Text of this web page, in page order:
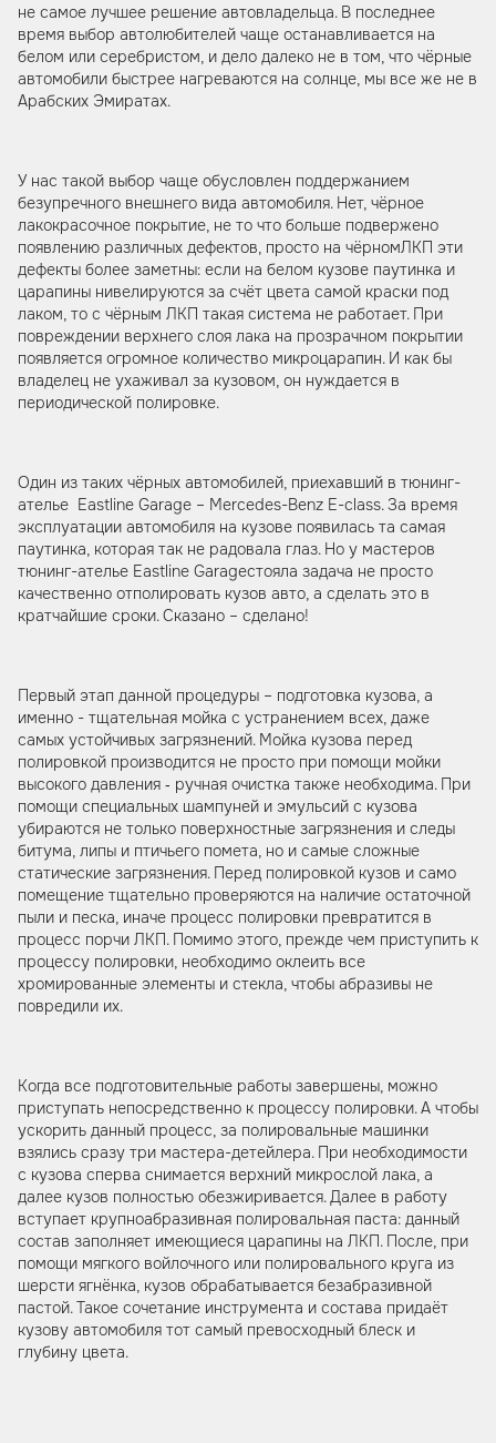
не самое лучшее решение автовладельца. В последнее
время выбор автолюбителей чаще останавливается на
белом или серебристом, и дело далеко не в том, что чёрные
автомобили быстрее нагреваются на солнце, мы все же не в
Арабских Эмиратах.
У нас такой выбор чаще обусловлен поддержанием
безупречного внешнего вида автомобиля. Нет, чёрное
лакокрасочное покрытие, не то что больше подвержено
появлению различных дефектов, просто на чёрномЛКП эти
дефекты более заметны: если на белом кузове паутинка и
царапины нивелируются за счёт цвета самой краски под
лаком, то с чёрным ЛКП такая система не работает. При
повреждении верхнего слоя лака на прозрачном покрытии
появляется огромное количество микроцарапин. И как бы
владелец не ухаживал за кузовом, он нуждается в
периодической полировке.
Один из таких чёрных автомобилей, приехавший в тюнинг-
ателье Eastline Garage – Mercedes-Benz E-class. За время
эксплуатации автомобиля на кузове появилась та самая
паутинка, которая так не радовала глаз. Но у мастеров
тюнинг-ателье Eastline Garageстояла задача не просто
качественно отполировать кузов авто, а сделать это в
кратчайшие сроки. Сказано – сделано!
Первый этап данной процедуры – подготовка кузова, а
именно - тщательная мойка с устранением всех, даже
самых устойчивых загрязнений. Мойка кузова перед
полировкой производится не просто при помощи мойки
высокого давления ‐ ручная очистка также необходима. При
помощи специальных шампуней и эмульсий с кузова
убираются не только поверхностные загрязнения и следы
битума, липы и птичьего помета, но и самые сложные
статические загрязнения. Перед полировкой кузов и само
помещение тщательно проверяются на наличие остаточной
пыли и песка, иначе процесс полировки превратится в
процесс порчи ЛКП. Помимо этого, прежде чем приступить к
процессу полировки, необходимо оклеить все
хромированные элементы и стекла, чтобы абразивы не
повредили их.
Когда все подготовительные работы завершены, можно
приступать непосредственно к процессу полировки. А чтобы
ускорить данный процесс, за полировальные машинки
взялись сразу три мастера-детейлера. При необходимости
с кузова сперва снимается верхний микрослой лака, а
далее кузов полностью обезжиривается. Далее в работу
вступает крупноабразивная полировальная паста: данный
состав заполняет имеющиеся царапины на ЛКП. После, при
помощи мягкого войлочного или полировального круга из
шерсти ягнёнка, кузов обрабатывается безабразивной
пастой. Такое сочетание инструмента и состава придаёт
кузову автомобиля тот самый превосходный блеск и
глубину цвета.